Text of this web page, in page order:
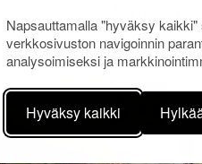
Napsauttamalla "hyväksy
verkkosivuston navigoinnin
analysoimiseksi ja
Hyväksy kaikki
Muiden